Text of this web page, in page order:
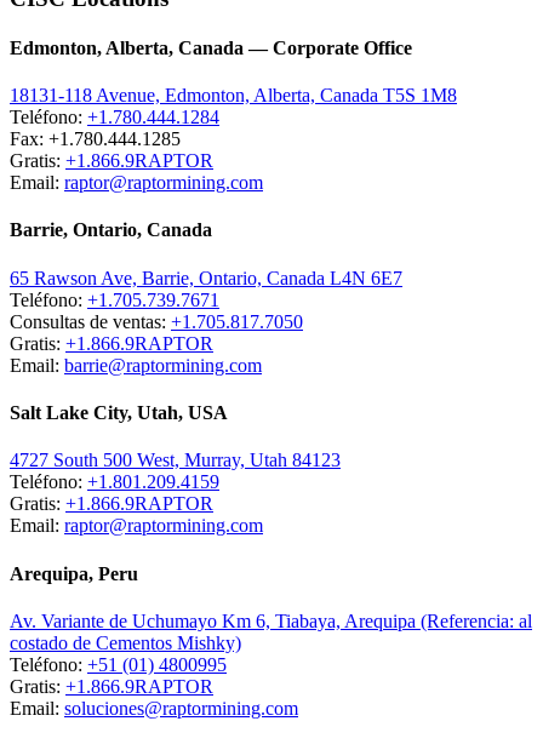
Edmonton, Alberta, Canada — Corporate Office
18131-118 Avenue, Edmonton, Alberta, Canada T5S 1M8
Teléfono: +1.780.444.1284
Fax: +1.780.444.1285
Gratis: +1.866.9RAPTOR
Email: raptor@raptormining.com
Barrie, Ontario, Canada
65 Rawson Ave, Barrie, Ontario, Canada L4N 6E7
Teléfono: +1.705.739.7671
Consultas de ventas: +1.705.817.7050
Gratis: +1.866.9RAPTOR
Email: barrie@raptormining.com
Salt Lake City, Utah, USA
4727 South 500 West, Murray, Utah 84123
Teléfono: +1.801.209.4159
Gratis: +1.866.9RAPTOR
Email: raptor@raptormining.com
Arequipa, Peru
Av. Variante de Uchumayo Km 6, Tiabaya, Arequipa (Referencia: al
costado de Cementos Mishky)
Teléfono: +51 (01) 4800995
Gratis: +1.866.9RAPTOR
Email: soluciones@raptormining.com